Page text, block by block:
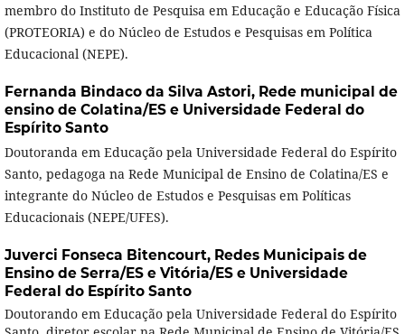
membro do Instituto de Pesquisa em Educação e Educação Física
(PROTEORIA) e do Núcleo de Estudos e Pesquisas em Política
Educacional (NEPE).
Fernanda Bindaco da Silva Astori, Rede municipal de
ensino de Colatina/ES e Universidade Federal do
Espírito Santo
Doutoranda em Educação pela Universidade Federal do Espírito
Santo, pedagoga na Rede Municipal de Ensino de Colatina/ES e
integrante do Núcleo de Estudos e Pesquisas em Políticas
Educacionais (NEPE/UFES).
Juverci Fonseca Bitencourt, Redes Municipais de
Ensino de Serra/ES e Vitória/ES e Universidade
Federal do Espírito Santo
Doutorando em Educação pela Universidade Federal do Espírito